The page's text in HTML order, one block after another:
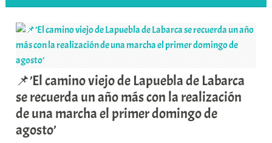
📌’El camino viejo de Lapuebla de Labarca
se recuerda un año más con la realización
de una marcha el primer domingo de
agosto’